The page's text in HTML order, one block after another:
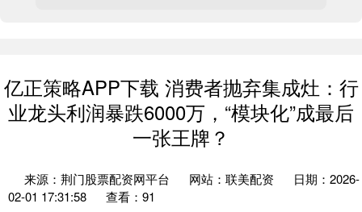
亿正策略APP下载 消费者抛弃集成灶：行
业龙头利润暴跌6000万，“模块化”成最后
一张王牌？
来源：荆门股票配资网平台 网站：联美配资
日期：2026-
02-01 17:31:58
查看：91